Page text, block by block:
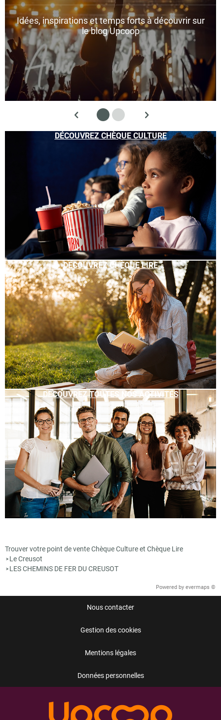
Idées, inspirations et temps forts à découvrir sur
le blog Upcoop
DÉCOUVREZ CHÈQUE CULTURE
DÉCOUVREZ CHÈQUE LIRE
DÉCOUVREZ TOUTES NOS ACTIVITÉS
Trouver votre point de vente Chèque Culture et Chèque Lire
> Le Creusot
> LES CHEMINS DE FER DU CREUSOT
Powered by evermaps ©
Nous contacter
Gestion des cookies
Mentions légales
Données personnelles